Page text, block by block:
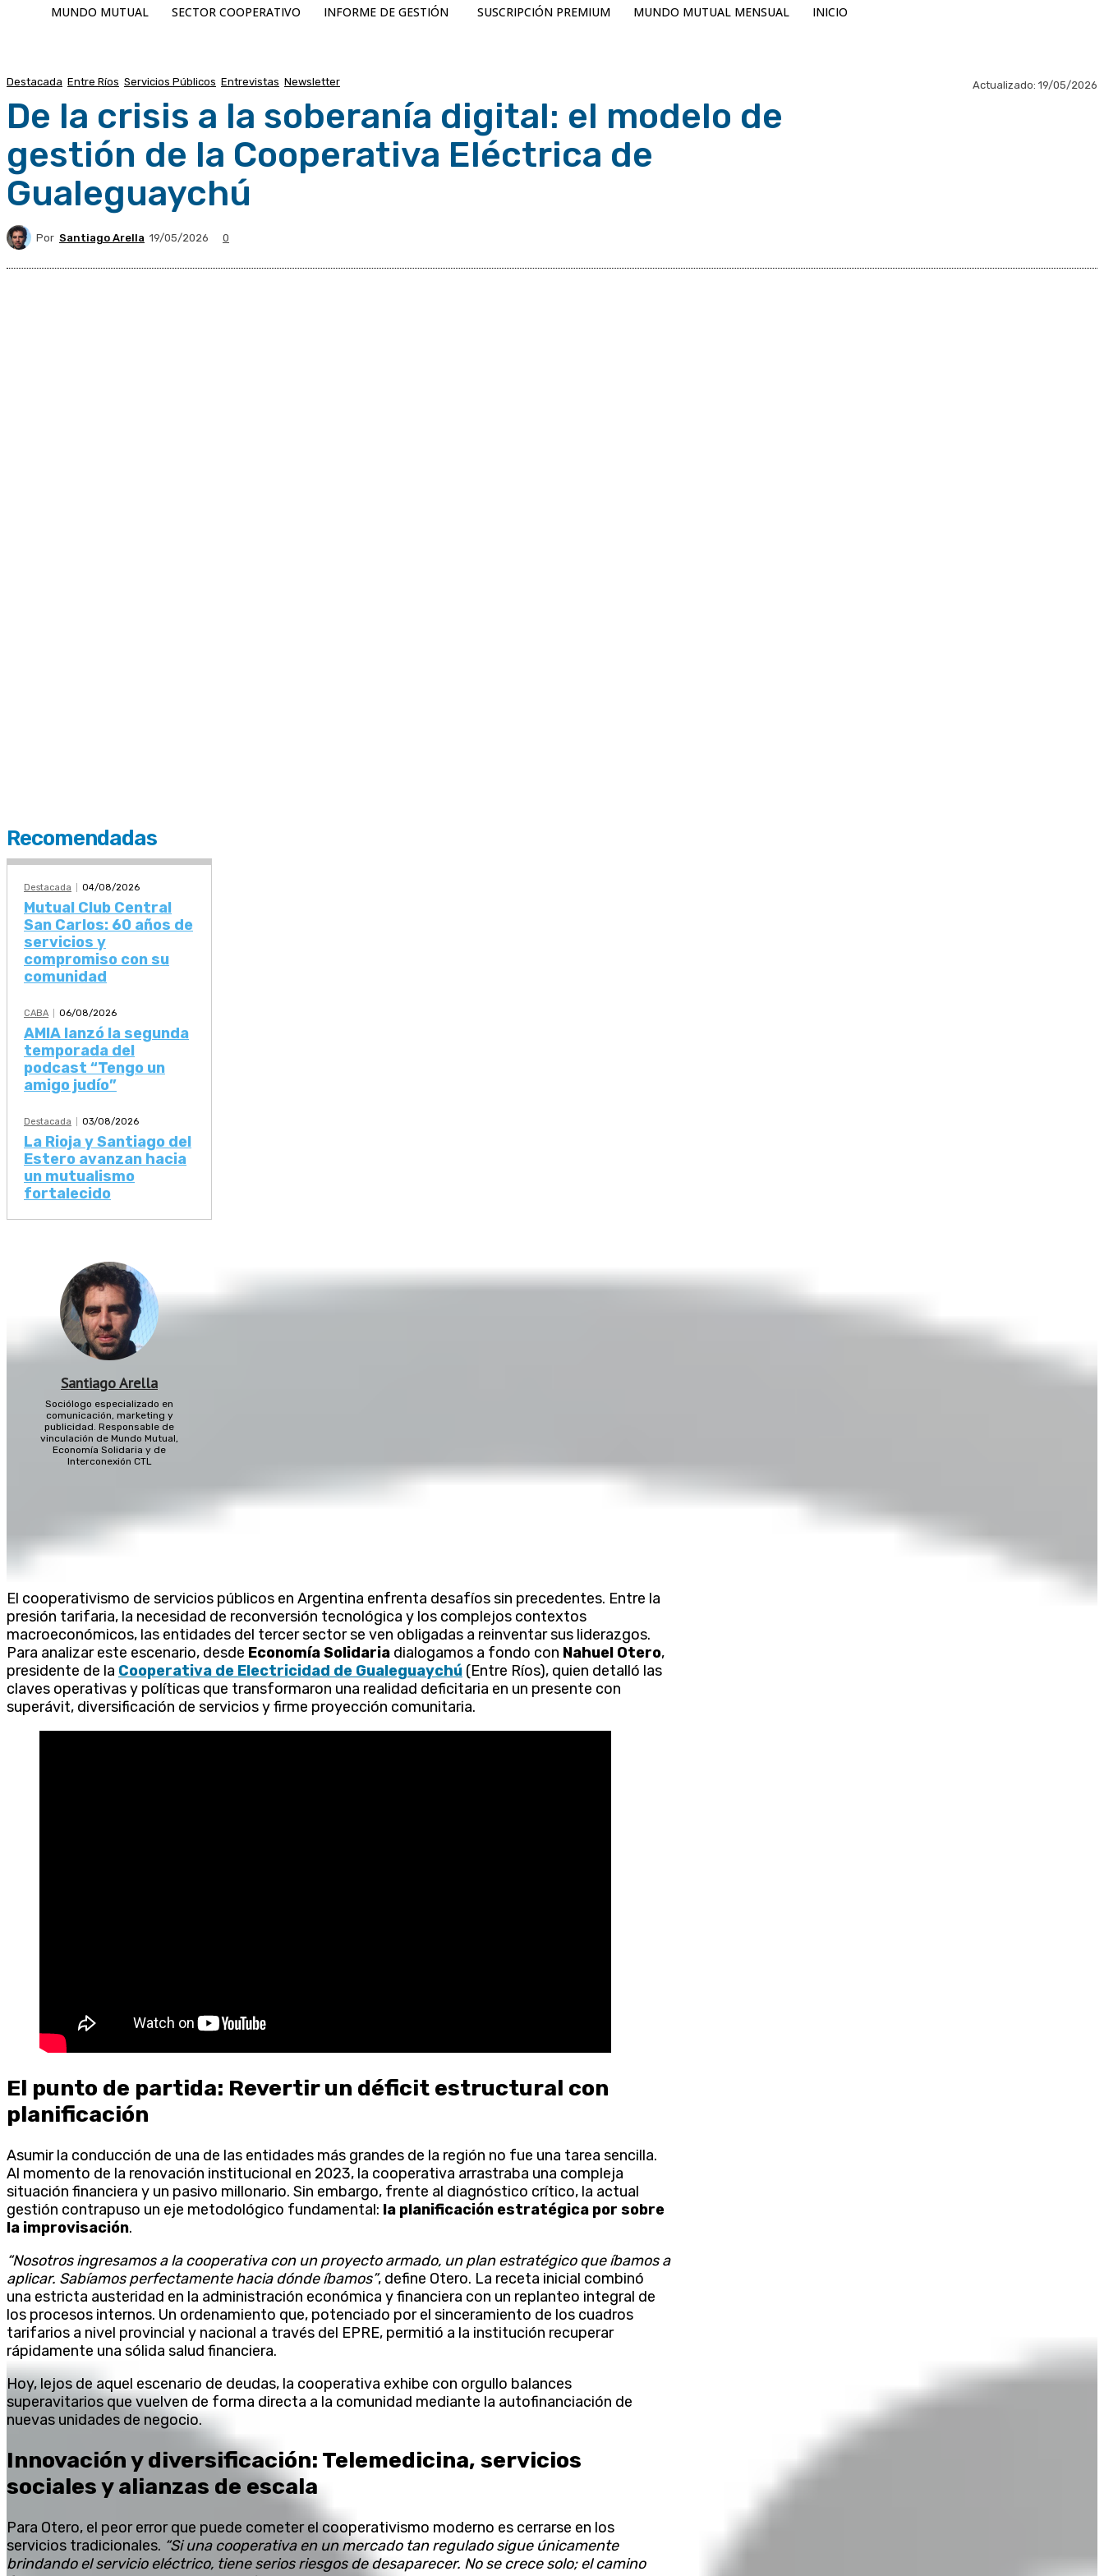
MUNDO MUTUAL SECTOR COOPERATIVO INFORME DE GESTIÓN SUSCRIPCIÓN PREMIUM MUNDO MUTUAL MENSUAL INICIO
Destacada Entre Ríos Servicios Públicos Entrevistas Newsletter Actualizado: 19/05/2026
De la crisis a la soberanía digital: el modelo de
gestión de la Cooperativa Eléctrica de
Gualeguaychú
Por Santiago Arella 19/05/2026 0
Recomendadas
Destacada 04/08/2026
Mutual Club Central
San Carlos: 60 años de
servicios y
compromiso con su
comunidad
CABA 06/08/2026
AMIA lanzó la segunda
temporada del
podcast “Tengo un
amigo judío”
Destacada 03/08/2026
La Rioja y Santiago del
Estero avanzan hacia
un mutualismo
fortalecido
Santiago Arella
Sociólogo especializado en
comunicación, marketing y
publicidad. Responsable de
vinculación de Mundo Mutual,
Economía Solidaria y de
Interconexión CTL
El cooperativismo de servicios públicos en Argentina enfrenta desafíos sin precedentes. Entre la
presión tarifaria, la necesidad de reconversión tecnológica y los complejos contextos
macroeconómicos, las entidades del tercer sector se ven obligadas a reinventar sus liderazgos.
Para analizar este escenario, desde Economía Solidaria dialogamos a fondo con Nahuel Otero,
presidente de la Cooperativa de Electricidad de Gualeguaychú (Entre Ríos), quien detalló las
claves operativas y políticas que transformaron una realidad deficitaria en un presente con
superávit, diversificación de servicios y firme proyección comunitaria.
El punto de partida: Revertir un déficit estructural con
planificación
Asumir la conducción de una de las entidades más grandes de la región no fue una tarea sencilla.
Al momento de la renovación institucional en 2023, la cooperativa arrastraba una compleja
situación financiera y un pasivo millonario. Sin embargo, frente al diagnóstico crítico, la actual
gestión contrapuso un eje metodológico fundamental: la planificación estratégica por sobre
la improvisación.
“Nosotros ingresamos a la cooperativa con un proyecto armado, un plan estratégico que íbamos a
aplicar. Sabíamos perfectamente hacia dónde íbamos”, define Otero. La receta inicial combinó
una estricta austeridad en la administración económica y financiera con un replanteo integral de
los procesos internos. Un ordenamiento que, potenciado por el sinceramiento de los cuadros
tarifarios a nivel provincial y nacional a través del EPRE, permitió a la institución recuperar
rápidamente una sólida salud financiera.
Hoy, lejos de aquel escenario de deudas, la cooperativa exhibe con orgullo balances
superavitarios que vuelven de forma directa a la comunidad mediante la autofinanciación de
nuevas unidades de negocio.
Innovación y diversificación: Telemedicina, servicios
sociales y alianzas de escala
Para Otero, el peor error que puede cometer el cooperativismo moderno es cerrarse en los
servicios tradicionales. “Si una cooperativa en un mercado tan regulado sigue únicamente
brindando el servicio eléctrico, tiene serios riesgos de desaparecer. No se crece solo; el camino